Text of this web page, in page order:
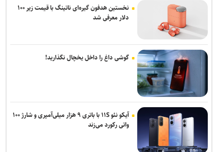
نخستین هدفون گیره‌ای ناتینگ با قیمت زیر ۱۰۰
دلار معرفی شد
گوشی داغ را داخل یخچال نگذارید!
آیکو نئو ۱۱S با باتری ۹ هزار میلی‌آمپری و شارژ ۱۰۰
واتی رکورد می‌زند